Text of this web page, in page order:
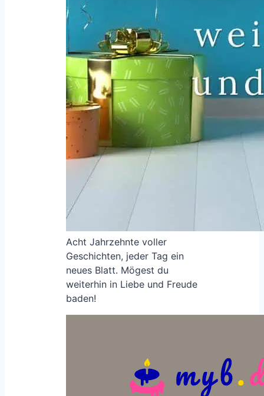
Acht Jahrzehnte voller
Geschichten, jeder Tag ein
neues Blatt. Mögest du
weiterhin in Liebe und Freude
baden!